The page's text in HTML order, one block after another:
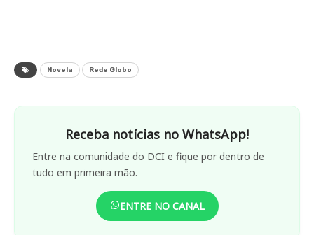
Novela Rede Globo
Receba notícias no WhatsApp!
Entre na comunidade do DCI e fique por dentro de
tudo em primeira mão.
ENTRE NO CANAL